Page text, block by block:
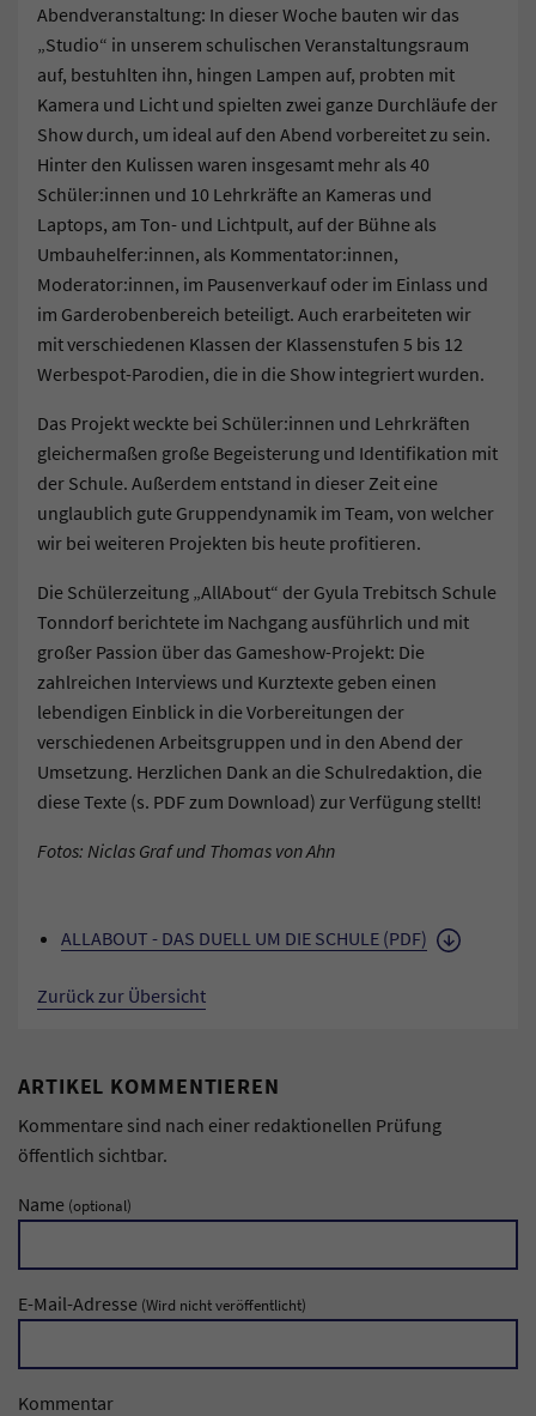
Abendveranstaltung: In dieser Woche bauten wir das
„Studio“ in unserem schulischen Veranstaltungsraum
auf, bestuhlten ihn, hingen Lampen auf, probten mit
Kamera und Licht und spielten zwei ganze Durchläufe der
Show durch, um ideal auf den Abend vorbereitet zu sein.
Hinter den Kulissen waren insgesamt mehr als 40
Schüler:innen und 10 Lehrkräfte an Kameras und
Laptops, am Ton- und Lichtpult, auf der Bühne als
Umbauhelfer:innen, als Kommentator:innen,
Moderator:innen, im Pausenverkauf oder im Einlass und
im Garderobenbereich beteiligt. Auch erarbeiteten wir
mit verschiedenen Klassen der Klassenstufen 5 bis 12
Werbespot-Parodien, die in die Show integriert wurden.
Das Projekt weckte bei Schüler:innen und Lehrkräften
gleichermaßen große Begeisterung und Identifikation mit
der Schule. Außerdem entstand in dieser Zeit eine
unglaublich gute Gruppendynamik im Team, von welcher
wir bei weiteren Projekten bis heute profitieren.
Die Schülerzeitung „AllAbout“ der Gyula Trebitsch Schule
Tonndorf berichtete im Nachgang ausführlich und mit
großer Passion über das Gameshow-Projekt: Die
zahlreichen Interviews und Kurztexte geben einen
lebendigen Einblick in die Vorbereitungen der
verschiedenen Arbeitsgruppen und in den Abend der
Umsetzung. Herzlichen Dank an die Schulredaktion, die
diese Texte (s. PDF zum Download) zur Verfügung stellt!
Fotos: Niclas Graf und Thomas von Ahn
ALLABOUT - DAS DUELL UM DIE SCHULE (PDF)
Zurück zur Übersicht
ARTIKEL KOMMENTIEREN
Kommentare sind nach einer redaktionellen Prüfung
öffentlich sichtbar.
Name (optional)
E-Mail-Adresse (Wird nicht veröffentlicht)
Kommentar